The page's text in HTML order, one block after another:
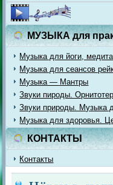
МУЗЫКА для
Музыка для йоги,
Музыка для сеансов
Музыка — Мантры
Звуки пироды.
Звуки природы. Музыка
Музыка для здоровья.
КОНТАКТЫ
Контакты